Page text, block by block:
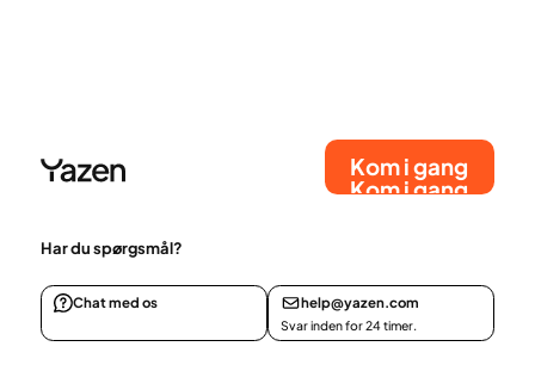
Kom i gang
Kom i gang
Har du spørgsmål?
Chat med os help@yazen.com
Svar inden for 24 timer.